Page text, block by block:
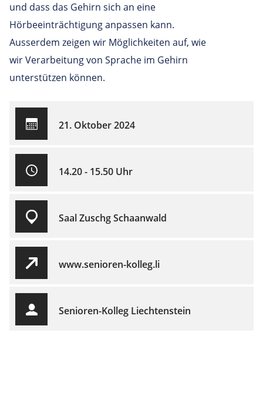
und dass das Gehirn sich an eine
Hörbeeinträchtigung anpassen kann.
Ausserdem zeigen wir Möglichkeiten auf, wie
wir Verarbeitung von Sprache im Gehirn
unterstützen können.
21. Oktober 2024
14.20 - 15.50 Uhr
Saal Zuschg Schaanwald
www.senioren-kolleg.li
Senioren-Kolleg Liechtenstein